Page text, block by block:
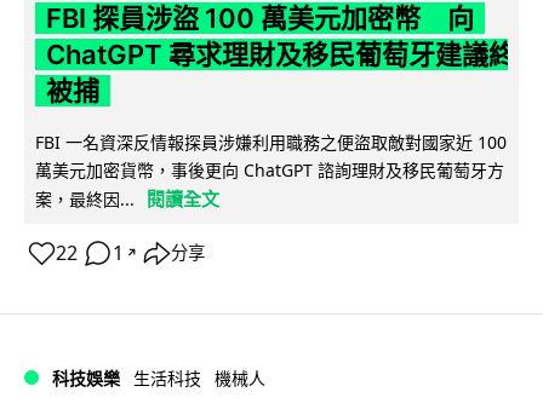
FBI 探員涉盜 100 萬美元加密幣 向
ChatGPT 尋求理財及移民葡萄牙建議終
被捕
FBI 一名資深反情報探員涉嫌利用職務之便盜取敵對國家近 100
萬美元加密貨幣，事後更向 ChatGPT 諮詢理財及移民葡萄牙方
案，最終因...
閱讀全文
22 1 ↗ 分享
科技娛樂 生活科技 機械人